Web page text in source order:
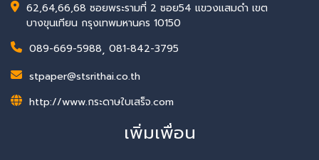
62,64,66,68 ซอยพระรามที่ 2 ซอย54 แขวงแสมดำ เขต
บางขุนเทียน กรุงเทพมหานคร 10150
089-669-5988, 081-842-3795
stpaper@stsrithai.co.th
http://www.กระดาษใบเสร็จ.com
เพิ่มเพื่อน